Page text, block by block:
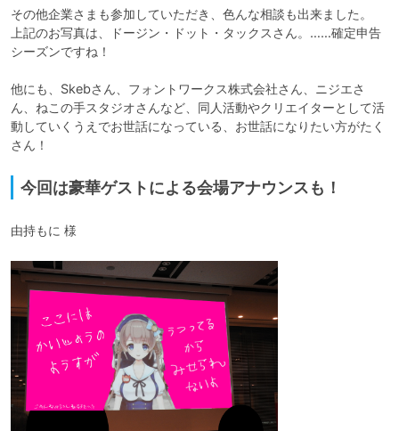
その他企業さまも参加していただき、色んな相談も出来ました。
上記のお写真は、ドージン・ドット・タックスさん。……確定申告
シーズンですね！
他にも、Skebさん、フォントワークス株式会社さん、ニジエさ
ん、ねこの手スタジオさんなど、同人活動やクリエイターとして活
動していくうえでお世話になっている、お世話になりたい方がたく
今回は豪華ゲストによる会場アナウンスも！
由持もに 様